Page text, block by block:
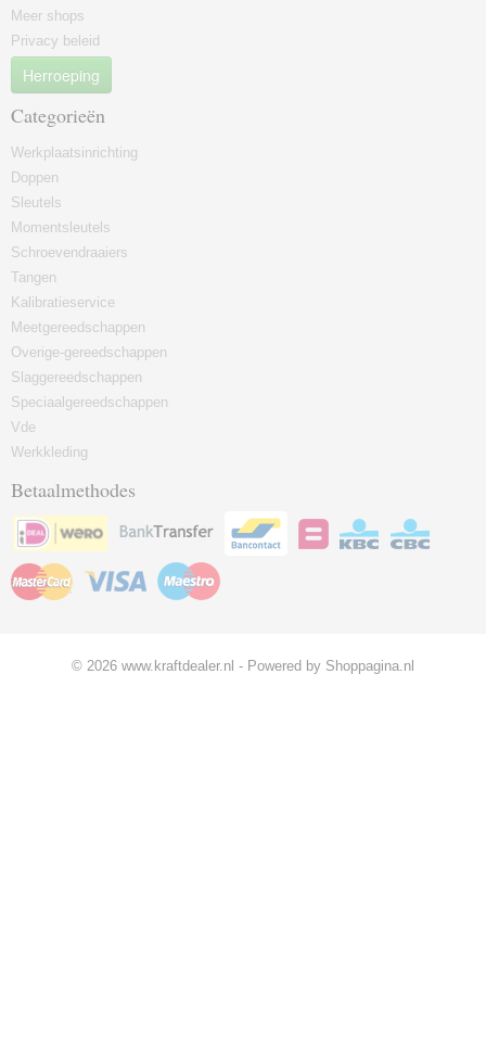
Meer shops
Privacy beleid
Herroeping
Categorieën
Werkplaatsinrichting
Doppen
Sleutels
Momentsleutels
Schroevendraaiers
Tangen
Kalibratieservice
Meetgereedschappen
Overige-gereedschappen
Slaggereedschappen
Speciaalgereedschappen
Vde
Werkkleding
Betaalmethodes
© 2026 www.kraftdealer.nl - Powered by Shoppagina.nl